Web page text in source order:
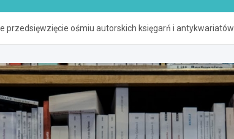
przedsięwzięcie ośmiu autorskich księgarń i antykwariatów